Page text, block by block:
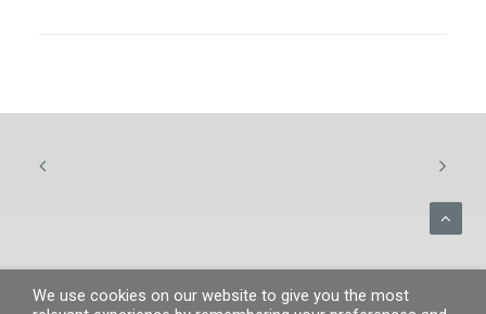
© MP 2026.Tous droits réservés. |MP People|Information légale
We use cookies on our website to give you the most